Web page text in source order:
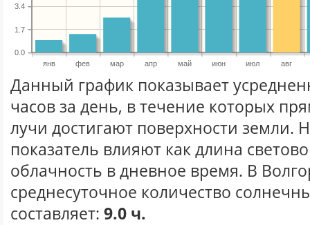
янв фев мар апр май июн июл авг
0.0
1.7
3.4
Данный график показывает
часов за день, в течение которых
лучи достигают поверхности земли.
показатель влияют как длина
облачность в дневное время. В
среднесуточное количество
составляет: 9.0 ч.